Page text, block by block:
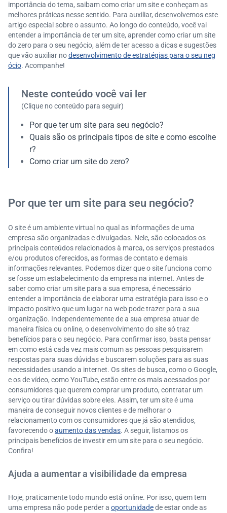
importância do tema, saibam como criar um site e conheçam as
melhores práticas nesse sentido. Para auxiliar, desenvolvemos este
artigo especial sobre o assunto. Ao longo do conteúdo, você vai
entender a importância de ter um site, aprender como criar um site
do zero para o seu negócio, além de ter acesso a dicas e sugestões
que vão auxiliar nodesenvolvimento de estratégias para o seu neg
ócio. Acompanhe!
Neste conteúdo você vai ler
(Clique no conteúdo para seguir)
Por que ter um site para seu negócio?
Quais são os principais tipos de site e como escolhe
r?
Como criar um site do zero?
Por que ter um site para seu negócio?
O site é um ambiente virtual no qual as informações de uma
empresa são organizadas e divulgadas. Nele, são colocados os
principais conteúdos relacionados à marca, os serviços prestados
e/ou produtos oferecidos, as formas de contato e demais
informações relevantes. Podemos dizer que o site funciona como
se fosse um estabelecimento da empresa na internet. Antes de
saber como criar um site para a sua empresa, é necessário
entender a importância de elaborar uma estratégia para isso e o
impacto positivo que um lugar na web pode trazer para a sua
organização. Independentemente de a sua empresa atuar de
maneira física ou online, o desenvolvimento do site só traz
benefícios para o seu negócio. Para confirmar isso, basta pensar
em como está cada vez mais comum as pessoas pesquisarem
respostas para suas dúvidas e buscarem soluções para as suas
necessidades usando a internet. Os sites de busca, como o Google,
e os de vídeo, como YouTube, estão entre os mais acessados por
consumidores que querem comprar um produto, contratar um
serviço ou tirar dúvidas sobre eles. Assim, ter um site é uma
maneira de conseguir novos clientes e de melhorar o
relacionamento com os consumidores que já são atendidos,
favorecendo oaumento das vendas. A seguir, listamos os
principais benefícios de investir em um site para o seu negócio.
Confira!
Ajuda a aumentar a visibilidade da empresa
Hoje, praticamente todo mundo está online. Por isso, quem tem
uma empresa não pode perder a oportunidadede estar onde as